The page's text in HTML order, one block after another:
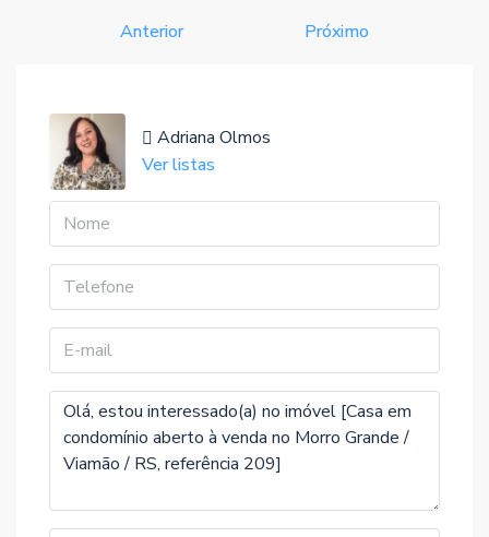
Anterior Próximo
Adriana Olmos
Ver listas